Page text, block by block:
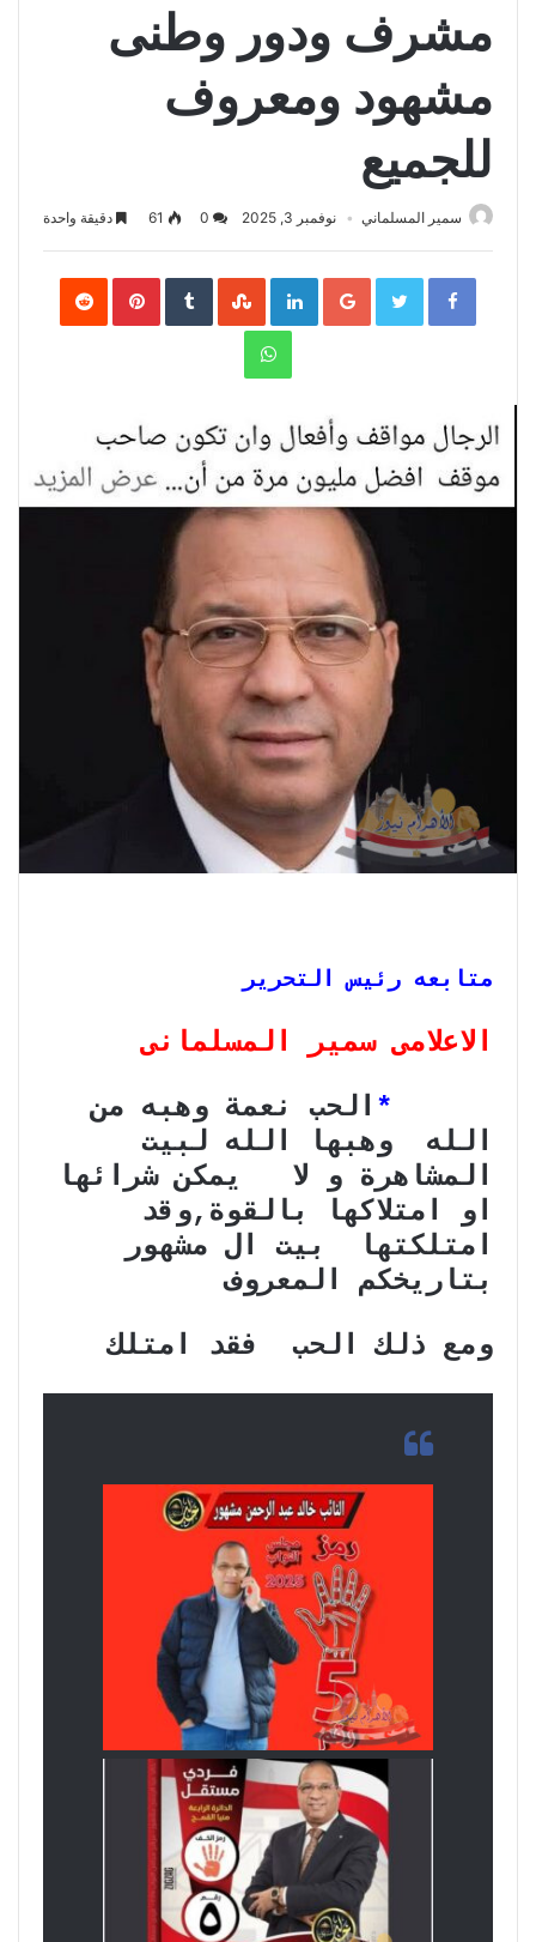
مشرف ودور وطنى
مشهود ومعروف
للجميع
سمير المسلماني نوفمبر 3, 2025 61 دقيقة واحدة
Facebook
Twitter
Google+
LinkedIn
Pinterest
WhatsApp
متابعه رئيس التحرير
الاعلامى سمير المسلمانى
* الحب نعمة وهبه من
الله وهبها الله لبيت
المشاهرة و لا يمكن شرائها
او امتلاكها بالقوة,وقد
امتلكتها بيت ال مشهور
بتاريخكم المعروف
ومع ذلك الحب فقد امتلك